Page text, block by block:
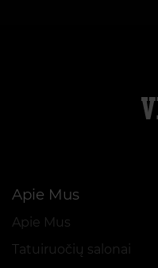
Apie Mus
Apie Mus
Tatuiruočių salonai